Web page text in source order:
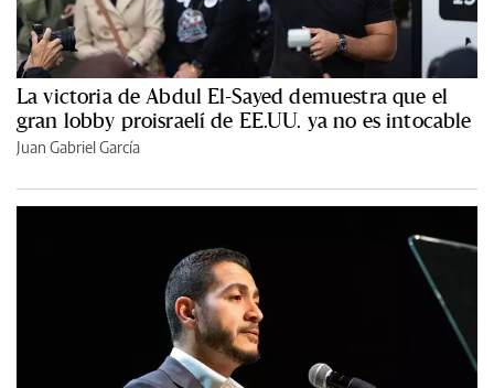
La victoria de Abdul El-Sayed demuestra que el
gran lobby proisraelí de EE.UU. ya no es intocable
Juan Gabriel García